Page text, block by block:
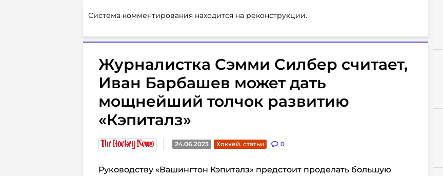
Система комментирования находится на реконструкции.
Журналистка Сэмми Силбер считает,
Иван Барбашев может дать
мощнейший толчок развитию
«Кэпиталз»
24.06.2023 Хоккей. статьи 0
Руководству «Вашингтон Кэпиталз» предстоит проделать большую